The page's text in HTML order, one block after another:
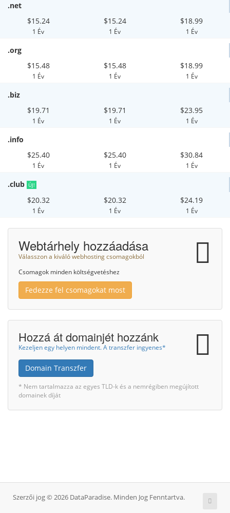
.net
$15.24
1 Év
$15.24
1 Év
$18.99
1 Év
.org
$15.48
1 Év
$15.48
1 Év
$18.99
1 Év
.biz
$19.71
1 Év
$19.71
1 Év
$23.95
1 Év
.info
$25.40
1 Év
$25.40
1 Év
$30.84
1 Év
.club ÚJ!
$20.32
1 Év
$20.32
1 Év
$24.19
1 Év
Webtárhely hozzáadása
Válasszon a kiváló webhosting csomagokból
Csomagok minden költségvetéshez
Fedezze fel csomagokat most
Hozzá át domainjét hozzánk
Kezeljen egy helyen mindent. A transzfer ingyenes*
Domain Transzfer
* Nem tartalmazza az egyes TLD-k és a nemrégiben megújított
domainek díját
Szerzői jog © 2026 DataParadise. Minden Jog Fenntartva.